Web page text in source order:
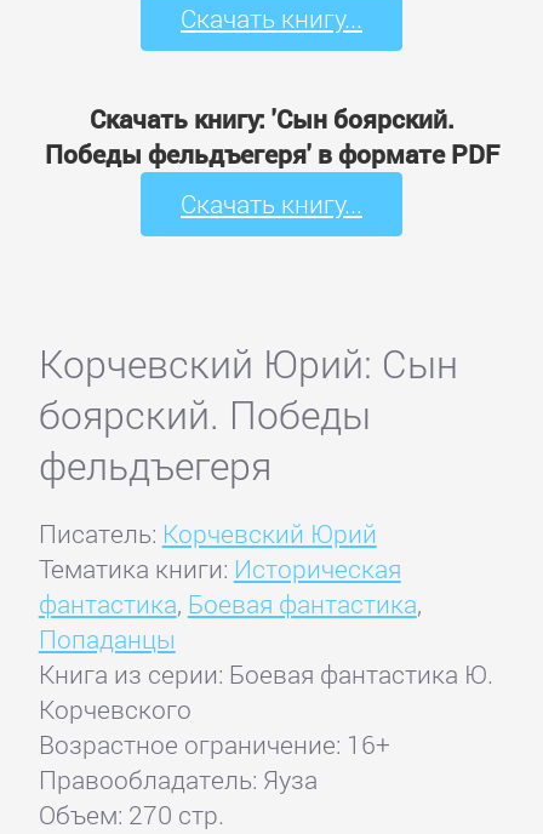
Скачать книгу...
Скачать книгу: 'Сын боярский.
Победы фельдъегеря' в формате PDF
Скачать книгу...
Корчевский Юрий: Сын
боярский. Победы
фельдъегеря
Писатель: Корчевский Юрий
Тематика книги: Историческая
фантастика, Боевая фантастика,
Попаданцы
Книга из серии: Боевая фантастика Ю.
Корчевского
Возрастное ограничение: 16+
Правообладатель: Яуза
Объем: 270 стр.